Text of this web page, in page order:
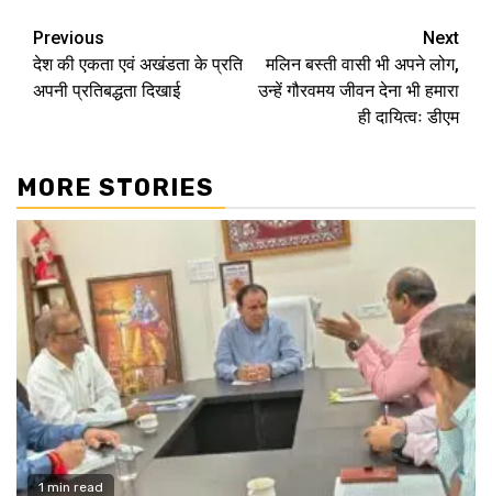
Continue
Reading
Previous
देश की एकता एवं अखंडता के प्रति
अपनी प्रतिबद्धता दिखाई
Next
मलिन बस्ती वासी भी अपने लोग,
उन्हें गौरवमय जीवन देना भी हमारा
ही दायित्वः डीएम
MORE STORIES
1 min read